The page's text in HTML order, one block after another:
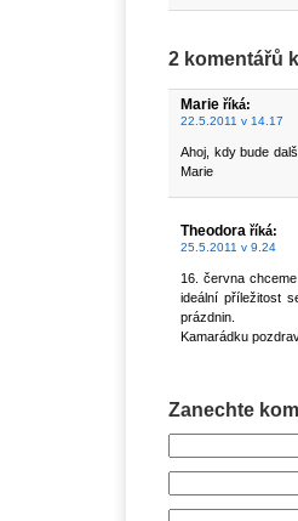
2 komentářů
Marie říká:
22.5.2011 v 14.17
Ahoj, kdy bude
Marie
Theodora říká:
25.5.2011 v 9.24
16. června
ideální příležitost
prázdnin.
Kamarádku
Zanechte